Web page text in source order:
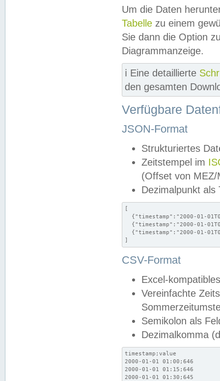
Um die Daten
Tabelle zu einem
Sie dann die Option
Diagrammanzeige.
ℹ️ Eine detaillierte
den gesamten
Verfügbare
JSON-Format
Strukturiertes
Zeitstempel im
(Offset von MEZ/
Dezimalpunkt als
[
{"timestamp":"2000-01-
{"timestamp":"2000-01-
{"timestamp":"2000-01-
]
CSV-Format
Excel-
Vereinfachte
Semikolon als
Dezimalkomma
timestamp;value
2000-01-01 01:00;646
2000-01-01 01:15;646
2000-01-01 01:30;645